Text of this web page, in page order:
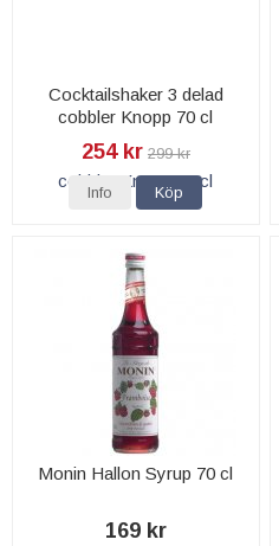
Cocktailshaker 3 delad
cobbler Knopp 70 cl
254 kr 299 kr
Info Köp
Monin Hallon Syrup 70 cl
169 kr